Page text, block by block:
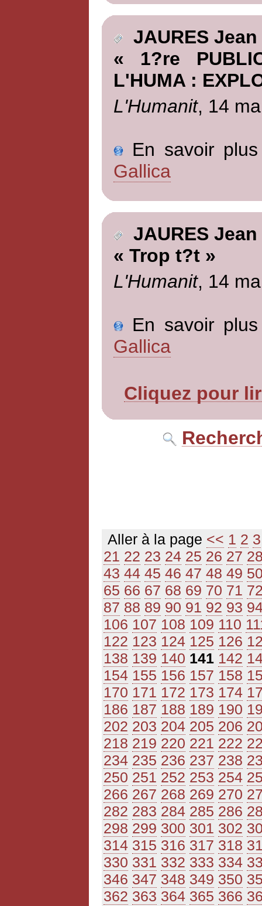
JAURES Jean
« 1?re
L'HUMA :
L'Humanit, 14
En savoir
Gallica
JAURES Jean
« Trop t?t »
L'Humanit, 14
En savoir
Gallica
Cliquez pour
Aller à la page << 1 2 3
21 22 23 24 25 26 27
43 44 45 46 47 48 49
65 66 67 68 69 70 71
87 88 89 90 91 92 93
106 107 108 109 110
122 123 124 125 126
138 139 140 141 142
154 155 156 157 158
170 171 172 173 174
186 187 188 189 190
202 203 204 205 206
218 219 220 221 222
234 235 236 237 238
250 251 252 253 254
266 267 268 269 270
282 283 284 285 286
298 299 300 301 302
314 315 316 317 318
330 331 332 333 334
346 347 348 349 350
362 363 364 365 366